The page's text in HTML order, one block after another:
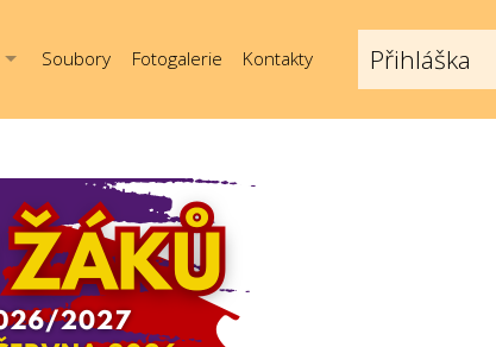
Přihláška
Soubory Fotogalerie Kontakty